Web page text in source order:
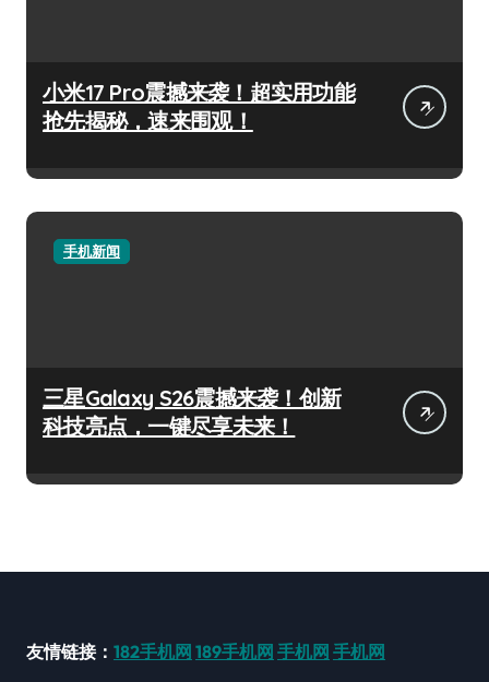
小米17 Pro震撼来袭！超实用功能
抢先揭秘，速来围观！
手机新闻
三星Galaxy S26震撼来袭！创新
科技亮点，一键尽享未来！
友情链接： 182手机网 189手机网 手机网 手机网